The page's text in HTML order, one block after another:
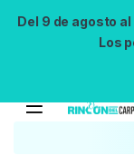
Del 9 de agosto
Los